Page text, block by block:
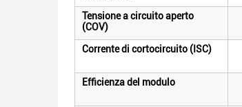
Tensione a circuito aperto
(COV)
Corrente di cortocircuito (ISC)
Efficienza del modulo